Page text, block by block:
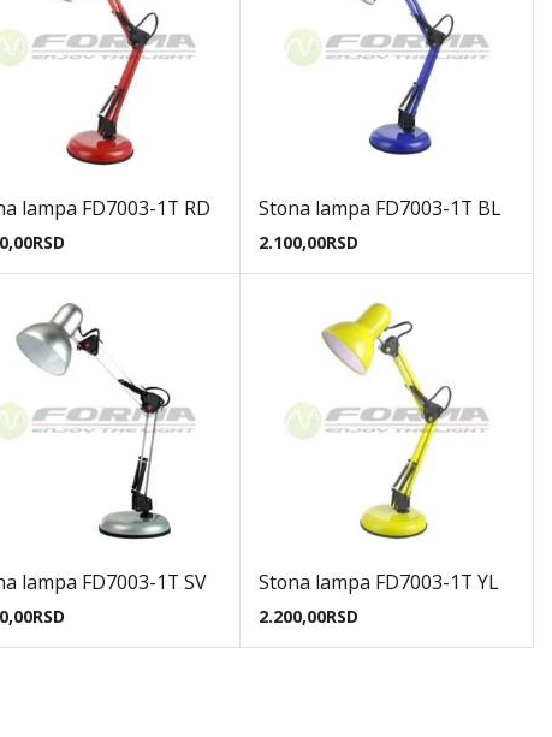
lampa FD7003-1T RD
RSD
Stona lampa FD7003-1T BL
2.100,00RSD
lampa FD7003-1T SV
RSD
Stona lampa FD7003-1T YL
2.200,00RSD